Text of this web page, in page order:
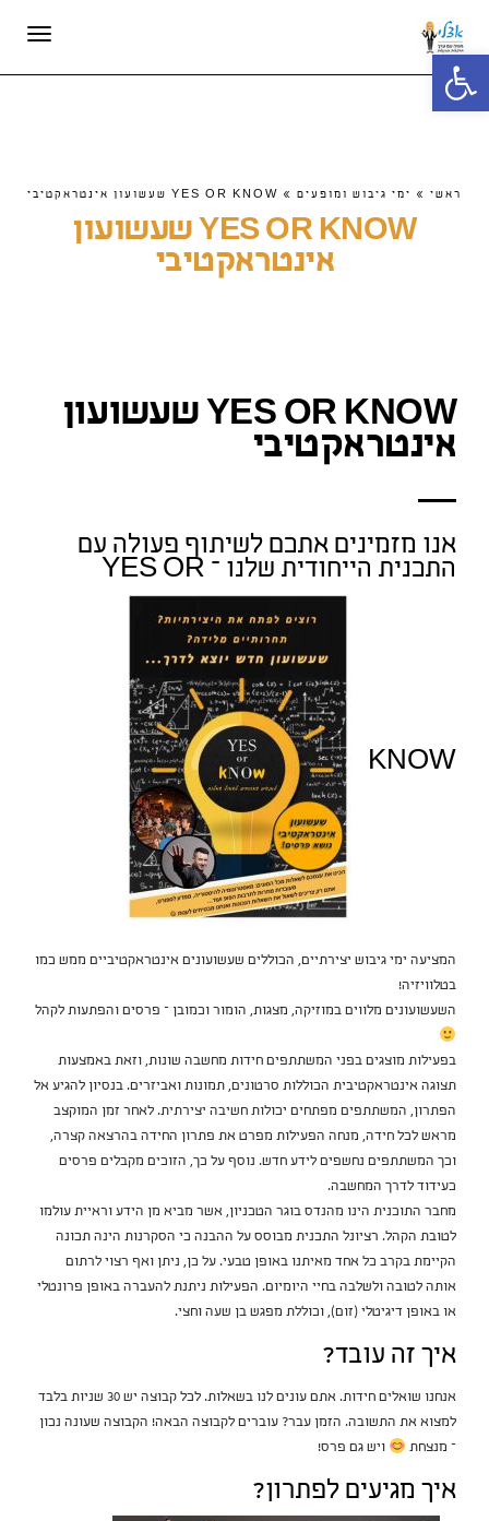
פתח סרגל נגישות
ראשי » ימי גיבוש ומופעים » YES OR KNOW שעשועון אינטראקטיבי
YES OR KNOW שעשועון
אינטראקטיבי
YES OR KNOW שעשועון
אינטראקטיבי
אנו מזמינים אתכם לשיתוף פעולה עם
התכנית הייחודית שלנו – YES OR
KNOW
המציעה ימי גיבוש יצירתיים, הכוללים שעשועונים אינטראקטיביים ממש כמו
בטלוויזיה!
השעשועונים מלווים במוזיקה, מצגות, הומור וכמובן – פרסים והפתעות לקהל
בפעילות מוצגים בפני המשתתפים חידות מחשבה שונות, וזאת באמצעות
תצוגה אינטראקטיבית הכוללות סרטונים, תמונות ואביזרים. בנסיון להגיע אל
הפתרון, המשתתפים מפתחים יכולות חשיבה יצירתית. לאחר זמן המוקצב
מראש לכל חידה, מנחה הפעילות מפרט את פתרון החידה בהרצאה קצרה,
וכך המשתתפים נחשפים לידע חדש. נוסף על כך, הזוכים מקבלים פרסים
כעידוד לדרך המחשבה.
מחבר התוכנית הינו מהנדס בוגר הטכניון, אשר מביא מן הידע וראיית עולמו
לטובת הקהל. רציונל התכנית מבוסס על ההבנה כי הסקרנות הינה תכונה
הקיימת בקרב כל אחד מאיתנו באופן טבעי. על כן, ניתן ואף רצוי לרתום
אותה לטובה ולשלבה בחיי היומיום. הפעילות ניתנת להעברה באופן פרונטלי
או באופן דיגיטלי (זום), וכוללת מפגש בן שעה וחצי.
איך זה עובד?
אנחנו שואלים חידות. אתם עונים לנו בשאלות. לכל קבוצה יש 30 שניות בלבד
למצוא את התשובה. הזמן עבר? עוברים לקבוצה הבאה! הקבוצה שעונה נכון
– מנצחת
ויש גם פרס!
איך מגיעים לפתרון?